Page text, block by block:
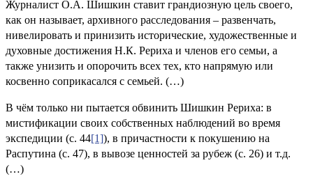
Журналист О.А. Шишкин ставит грандиозную цель своего,
как он называет, архивного расследования – развенчать,
нивелировать и принизить исторические, художественные и
духовные достижения Н.К. Рериха и членов его семьи, а
также унизить и опорочить всех тех, кто напрямую или
косвенно соприкасался с семьей. (…)
В чём только ни пытается обвинить Шишкин Рериха: в
мистификации своих собственных наблюдений во время
экспедиции (с. 44[1]), в причастности к покушению на
Распутина (с. 47), в вывозе ценностей за рубеж (с. 26) и т.д.
(…)